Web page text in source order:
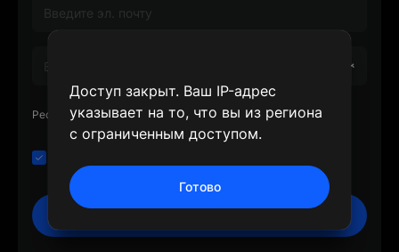
Реф. код или UID реферера (необязательно)
соглашение и Политика конфиденциальности
Доступ закрыт. Ваш IP-адрес
указывает на то, что вы из региона
с ограниченным доступом.
Готово